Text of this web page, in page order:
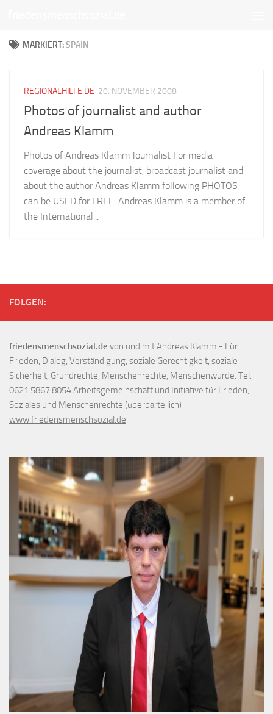
MARKIERT:SPAIN
REGIONALHILFE.DE 20. NOVEMBER 2008
Photos of journalist and author
Andreas Klamm
Photos of Andreas Klamm Journalist For media
coverage about the journalist, broadcast journalist and
about the author Andreas Klamm following PHOTOS
can be USED for FREE. Andreas Klamm is a member of
the International...
FOLGEN:
friedensmenschsozial.de von und mit Andreas Klamm - Für
Frieden, Dialog, Verständigung, soziale Gerechtigkeit, soziale
Sicherheit, Grundrechte, Menschenrechte, Menschenwürde. Tel.
0621 5867 8054 Arbeitsgemeinschaft und Initiative für Frieden,
Soziales und Menschenrechte (überparteilich)
www.friedensmenschsozial.de